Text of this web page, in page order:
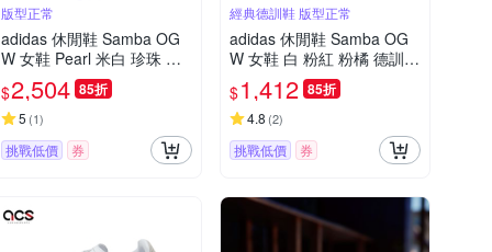
版型正常
adidas 休閒鞋 Samba OG
W 女鞋 Pearl 米白 珍珠 宋
雨琦同款 愛迪達 JQ2616
$2,504 85折
5 (1)
挑戰低價 券
經典德訓鞋 版型正常
adidas 休閒鞋 Samba OG
W 女鞋 白 粉紅 粉橘 德訓鞋
復古 麂皮 愛迪達 IG5932
$1,412 85折
4.8 (2)
挑戰低價 券